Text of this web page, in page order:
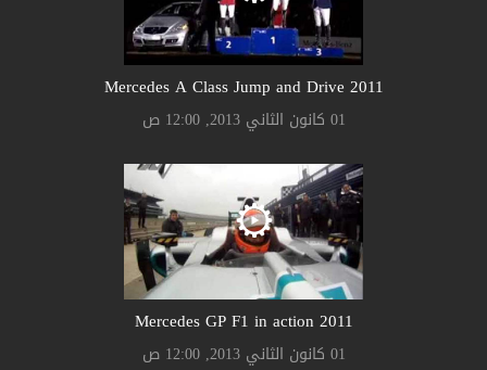
2011 Mercedes A Class Jump and Drive
01 كانون الثاني 2013, 12:00 ص
2011 Mercedes GP F1 in action
01 كانون الثاني 2013, 12:00 ص